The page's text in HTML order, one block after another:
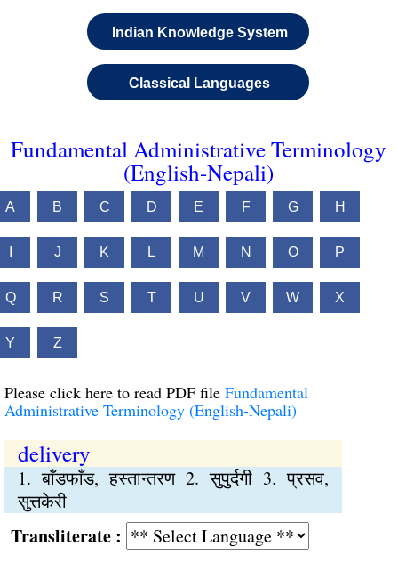
Indian Knowledge System
Classical Languages
Fundamental Administrative Terminology
(English-Nepali)
A B C D E F G H
J K L M N O P
Q R S T U V W X
Y Z
Please click here to read PDF file Fundamental
Administrative Terminology (English-Nepali)
delivery
1. बाँडफाँड, हस्तान्तरण 2. सुपुर्दगी 3. प्रसव,
सुत्तकेरी
: